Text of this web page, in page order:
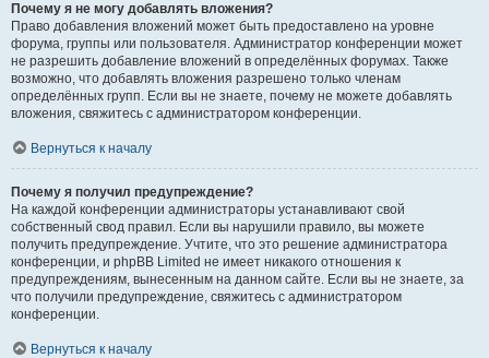
Почему я не могу добавлять вложения?
Право добавления вложений может быть предоставлено на уровне
форума, группы или пользователя. Администратор конференции может
не разрешить добавление вложений в определённых форумах. Также
возможно, что добавлять вложения разрешено только членам
определённых групп. Если вы не знаете, почему не можете добавлять
вложения, свяжитесь с администратором конференции.
Вернуться к началу
Почему я получил предупреждение?
На каждой конференции администраторы устанавливают свой
собственный свод правил. Если вы нарушили правило, вы можете
получить предупреждение. Учтите, что это решение администратора
конференции, и phpBB Limited не имеет никакого отношения к
предупреждениям, вынесенным на данном сайте. Если вы не знаете, за
что получили предупреждение, свяжитесь с администратором
конференции.
Вернуться к началу